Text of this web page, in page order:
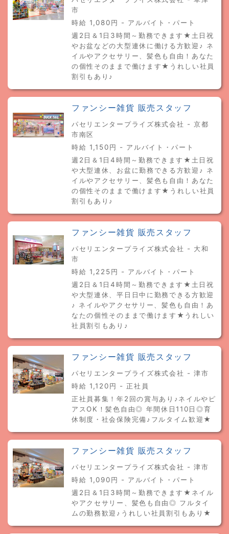
市
時給 1,080円 - アルバイト・パート
週2日＆1日3時間～勤務できます★土日祝
やお盆などの大型連休に働ける方歓迎♪ ネ
イルやアクセサリー、髪色も自由！あなた
の個性そのままで働けます★うれしい社員
割引もあり♪
ファンシー雑貨 販売スタッフ
パセリエンタープライズ株式会社 - 京都
市南区
時給 1,150円 - アルバイト・パート
週2日＆1日4時間～勤務できます★土日祝
や大型連休、お盆に勤務できる方歓迎♪ ネ
イルやアクセサリー、髪色も自由！あなた
の個性そのままで働けます★うれしい社員
割引もあり♪
ファンシー雑貨 販売スタッフ
パセリエンタープライズ株式会社 - 大和
市
時給 1,225円 - アルバイト・パート
週2日＆1日4時間～勤務できます★土日祝
や大型連休、平日日中に勤務できる方歓迎
♪ ネイルやアクセサリー、髪色も自由！あ
なたの個性そのままで働けます★うれしい
社員割引もあり♪
ファンシー雑貨 販売スタッフ
パセリエンタープライズ株式会社 - 津市
時給 1,120円 - 正社員
正社員募集！年2回の賞与あり♪ネイルやピ
アスOK！髪色自由◎ 年間休日110日◎育
休制度・社会保険完備♪フルタイム歓迎★
ファンシー雑貨 販売スタッフ
パセリエンタープライズ株式会社 - 津市
時給 1,090円 - アルバイト・パート
週2日＆1日3時間～勤務できます★ネイル
やアクセサリー、髪色も自由◎ フルタイ
ムの勤務歓迎♪うれしい社員割引もあり★